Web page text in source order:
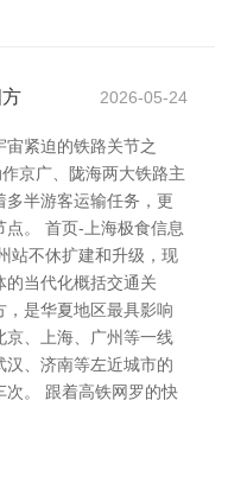
2026-05-24
紧迫的铁路关节之
京广、陇海两大铁路主
半游客运输任务，更
。 首页-上海极食信息
站不休扩建和升级，现
的当代化概括交通关
是华夏地区最具影响
京、上海、广州等一线
、济南等左近城市的
次。 跟着高铁网罗的快